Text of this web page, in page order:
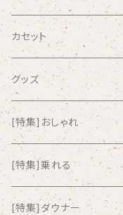
AIRCRAFT
airlie
AKUTAGAWA FANCLUB
ALKASILKA
all about paradise
カセット
グッズ
[特集]おしゃれ
[特集]乗れる
[特集]ダウナー